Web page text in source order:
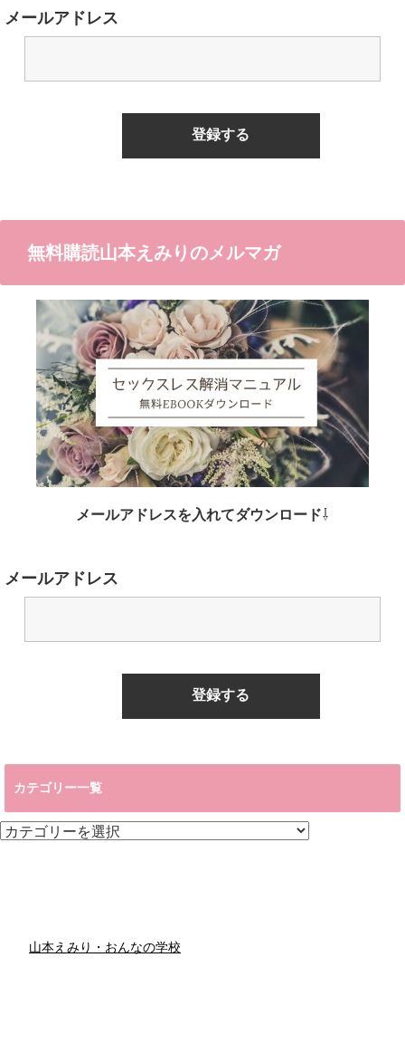
メールアドレス
無料購読山本えみりのメルマガ
メールアドレスを入れてダウンロード⇩
メールアドレス
カテゴリー一覧
カ
山本えみり・おんなの学校